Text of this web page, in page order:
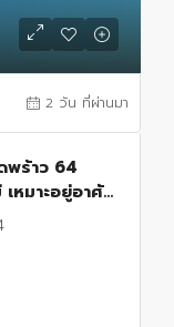
2 วัน ที่ผ่านมา
พร้าว 64
หมาะอยู่อาศัย